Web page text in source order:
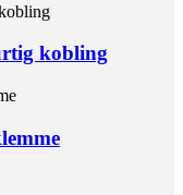
kobling